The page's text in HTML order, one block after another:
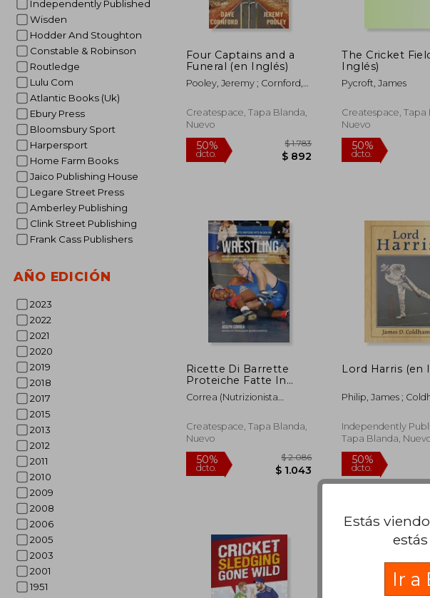
Independently Published
Wisden
Hodder And Stoughton
Constable & Robinson
Routledge
Lulu Com
Atlantic Books (Uk)
Ebury Press
Bloomsbury Sport
Harpersport
Home Farm Books
Jaico Publishing House
Legare Street Press
Amberley Publishing
Clink Street Publishing
Frank Cass Publishers
AÑO EDICIÓN
2023
2022
2021
2020
2019
2018
2017
2015
2013
2012
2011
2010
2009
2008
2006
2005
2003
2001
1951
Four Captains and a
Funeral (en Inglés)
Pooley, Jeremy ; Cornford,
Createspace, Tapa Blanda,
Nuevo
50%
dcto.
The Cricket
Inglés)
Pycroft, James
Createspace, Tapa
Nuevo
50%
dcto.
Ricette Di Barrette
Proteiche Fatte In
Casa Per Accelerare Lo
Sviluppo Muscolare
In Modo Naturale La
Crescita Muscolare E
Correa (Nutrizionista
Createspace, Tapa Blanda,
Nuevo
Lord Harris (en
Philip, James ;
Independently
Tapa Blanda,
Estás viendo
Ir a